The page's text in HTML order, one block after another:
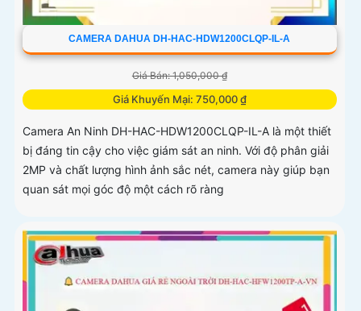
CAMERA DAHUA DH-HAC-HDW1200CLQP-IL-A
Giá Bán: 1,050,000 ₫
Giá Khuyến Mại: 750,000 ₫
Camera An Ninh DH-HAC-HDW1200CLQP-IL-A là một thiết
bị đáng tin cậy cho việc giám sát an ninh. Với độ phân giải
2MP và chất lượng hình ảnh sắc nét, camera này giúp bạn
quan sát mọi góc độ một cách rõ ràng